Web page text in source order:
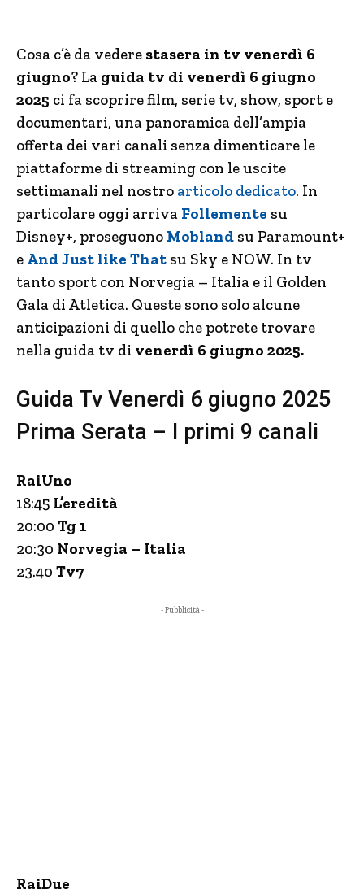
Cosa c’è da vedere stasera in tv venerdì 6
giugno? La guida tv di venerdì 6 giugno
2025 ci fa scoprire film, serie tv, show, sport e
documentari, una panoramica dell’ampia
offerta dei vari canali senza dimenticare le
piattaforme di streaming con le uscite
settimanali nel nostro articolo dedicato. In
particolare oggi arriva Follemente su
Disney+, proseguono Mobland su Paramount+
e And Just like That su Sky e NOW. In tv
tanto sport con Norvegia – Italia e il Golden
Gala di Atletica. Queste sono solo alcune
anticipazioni di quello che potrete trovare
nella guida tv di venerdì 6 giugno 2025.
Guida Tv Venerdì 6 giugno 2025
Prima Serata – I primi 9 canali
RaiUno
18:45 L’eredità
20:00 Tg 1
20:30 Norvegia – Italia
23.40 Tv7
- Pubblicità -
RaiDue